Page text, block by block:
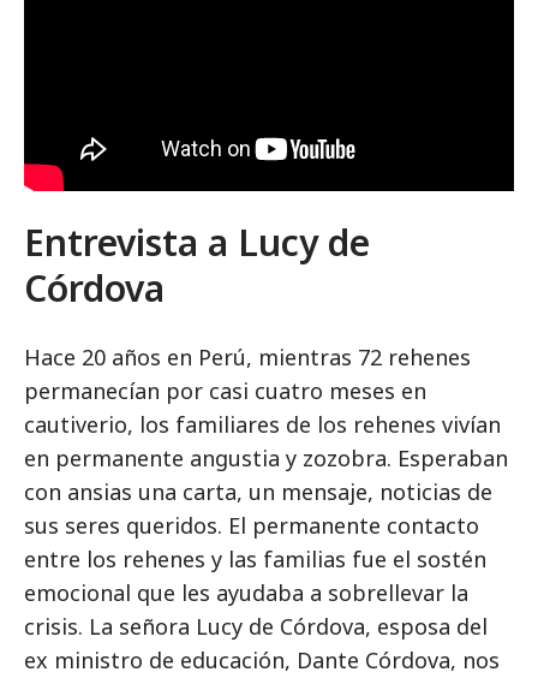
Entrevista a Lucy de
Córdova
Hace 20 años en Perú, mientras 72 rehenes
permanecían por casi cuatro meses en
cautiverio, los familiares de los rehenes vivían
en permanente angustia y zozobra. Esperaban
con ansias una carta, un mensaje, noticias de
sus seres queridos. El permanente contacto
entre los rehenes y las familias fue el sostén
emocional que les ayudaba a sobrellevar la
crisis. La señora Lucy de Córdova, esposa del
ex ministro de educación, Dante Córdova, nos